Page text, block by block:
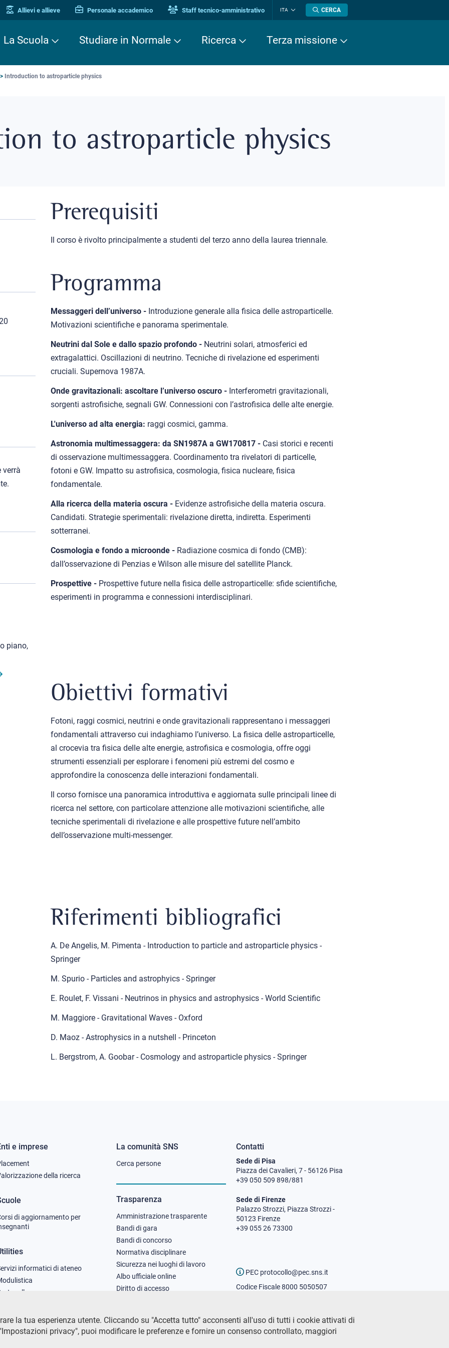
la tua esperienza utente. Cliccando su "Accetta tutto" acconsenti all'uso di tutti i cookie attivati di
privacy", puoi modificare le preferenze e fornire un consenso controllato, maggiori
Allievi e allieve Personale accademico Staff tecnico-amministrativo ITA
lingua
CERCA
La Scuola Studiare in Normale Ricerca Terza missione
Introduction to astroparticle physics
to astroparticle physics
verrà
piano,
Prerequisiti
Il corso è rivolto principalmente a studenti del terzo anno della laurea triennale.
Programma
Messaggeri dell’universo - Introduzione generale alla fisica delle astroparticelle.
Motivazioni scientifiche e panorama sperimentale.
Neutrini dal Sole e dallo spazio profondo - Neutrini solari, atmosferici ed
extragalattici. Oscillazioni di neutrino. Tecniche di rivelazione ed esperimenti
cruciali. Supernova 1987A.
Onde gravitazionali: ascoltare l’universo oscuro - Interferometri gravitazionali,
sorgenti astrofisiche, segnali GW. Connessioni con l’astrofisica delle alte energie.
L'universo ad alta energia: raggi cosmici, gamma.
Astronomia multimessaggera: da SN1987A a GW170817 - Casi storici e recenti
di osservazione multimessaggera. Coordinamento tra rivelatori di particelle,
fotoni e GW. Impatto su astrofisica, cosmologia, fisica nucleare, fisica
fondamentale.
Alla ricerca della materia oscura - Evidenze astrofisiche della materia oscura.
Candidati. Strategie sperimentali: rivelazione diretta, indiretta. Esperimenti
sotterranei.
Cosmologia e fondo a microonde - Radiazione cosmica di fondo (CMB):
dall’osservazione di Penzias e Wilson alle misure del satellite Planck.
Prospettive - Prospettive future nella fisica delle astroparticelle: sfide scientifiche,
esperimenti in programma e connessioni interdisciplinari.
Obiettivi formativi
Fotoni, raggi cosmici, neutrini e onde gravitazionali rappresentano i messaggeri
fondamentali attraverso cui indaghiamo l’universo. La fisica delle astroparticelle,
al crocevia tra fisica delle alte energie, astrofisica e cosmologia, offre oggi
strumenti essenziali per esplorare i fenomeni più estremi del cosmo e
approfondire la conoscenza delle interazioni fondamentali.
Il corso fornisce una panoramica introduttiva e aggiornata sulle principali linee di
ricerca nel settore, con particolare attenzione alle motivazioni scientifiche, alle
tecniche sperimentali di rivelazione e alle prospettive future nell’ambito
dell’osservazione multi-messenger.
Riferimenti bibliografici
A. De Angelis, M. Pimenta - Introduction to particle and astroparticle physics -
Springer
M. Spurio - Particles and astrophyics - Springer
E. Roulet, F. Vissani - Neutrinos in physics and astrophysics - World Scientific
M. Maggiore - Gravitational Waves - Oxford
D. Maoz - Astrophysics in a nutshell - Princeton
L. Bergstrom, A. Goobar - Cosmology and astroparticle physics - Springer
e imprese
della ricerca
di aggiornamento per
informatici di ateneo
Footer
column
3
La comunità SNS
Cerca persone
Trasparenza
Amministrazione trasparente
Bandi di gara
Bandi di concorso
Normativa disciplinare
Sicurezza nei luoghi di lavoro
Albo ufficiale online
Diritto di accesso
Contatti
Sede di Pisa
Piazza dei Cavalieri, 7 - 56126 Pisa
+39 050 509 898/881
Sede di Firenze
Palazzo Strozzi, Piazza Strozzi -
50123 Firenze
+39 055 26 73300
PEC protocollo@pec.sns.it
Codice Fiscale 8000 5050507
Ufficio comunicazione
Addetto stampa
URP - Ufficio relazioni con il